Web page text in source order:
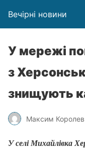
Вечірні новини
У мережі
з
знищують
Максим Королев
У селі Михайлівка